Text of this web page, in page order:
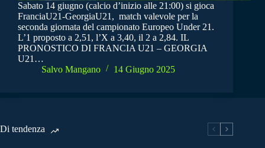
Sabato 14 giugno (calcio d’inizio alle 21:00) si gioca
FranciaU21-GeorgiaU21, match valevole per la
seconda giornata del campionato Europeo Under 21.
L’1 proposto a 2,51, l’X a 3,40, il 2 a 2,84. IL
PRONOSTICO DI FRANCIA U21 – GEORGIA
U21…
Salvo Mangano
14 Giugno 2025
Di tendenza